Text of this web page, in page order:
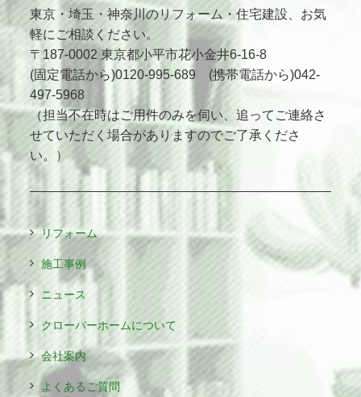
東京・埼玉・神奈川のリフォーム・住宅建設、お気
軽にご相談ください。
〒187-0002 東京都小平市花小金井6-16-8
(固定電話から)0120-995-689 (携帯電話から)042-
497-5968
（担当不在時はご用件のみを伺い、追ってご連絡さ
せていただく場合がありますのでご了承くださ
い。）
リフォーム
施工事例
ニュース
クローバーホームについて
会社案内
よくあるご質問